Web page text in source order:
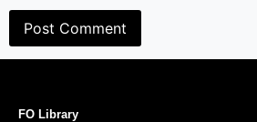
FO Library